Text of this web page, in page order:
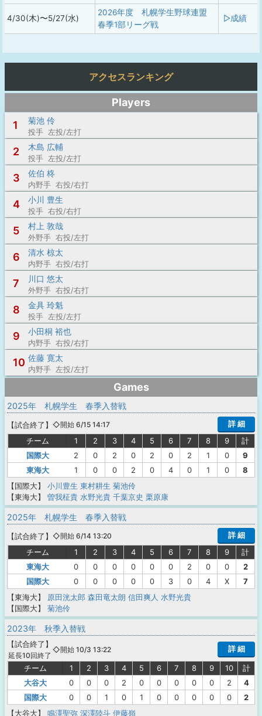
4/30(木)〜5/27(水)
2026年度 札幌学生野球連盟
春季1部リーグ戦
▷成績
アクセスランキング
Players
1
菊池 伶
投手 左投/左打
2 木島 広輔
投手 左投/左打
3 佐伯 柊
内野手 右投/右打
4 小川 豊生
投手 右投/右打
5 村上 敦哉
外野手 右投/左打
6 清水 椋太
内野手 右投/右打
7 川口 悠太
外野手 右投/右打
8 金具 玲魁
投手 左投/左打
9 小田桐 裕也
内野手 右投/右打
10 佐藤 寛太
内野手 左投/左打
Games
2025年 札幌学生 春季入替戦
【試合終了 】 ◇開始 6/15 14:17
詳 細
チーム
1 2 3 4 5 6 7 8 9
計
国際大
2 0 2 0 2 0 2 1 0
9
東海大
1 0 0 2 0 4 0 1 0
8
【国際大】
小川豊生 東村耕生 菊池伶
【東海大】
曽我柾貴 水野光貴 千葉京史 栗原康
2025年 札幌学生 春季入替戦
【試合終了 】 ◇開始 6/14 13:20
詳 細
チーム
1 2 3 4 5 6 7 8 9
計
東海大
0 0 0 0 0 0 2 0 0
2
国際大
0 0 0 0 0 3 0 4 X
7
【東海大】
原田洸太郎 森田竜太朗 信田爽人 水野光貴
【国際大】
菊池伶
2023年 秋季入替戦
【試合終了 】
延長10回終了
◇開始 10/3 13:22 詳 細
チーム 1 2 3 4 5 6 7 8 9 10
計
大谷大
0 0 0 2 0 0 0 0 0 2
4
国際大
0 0 1 0 1 0 0 0 0 0
2
【大谷大】
鳴澤聖弥 深澤陸斗 伊藤嶺